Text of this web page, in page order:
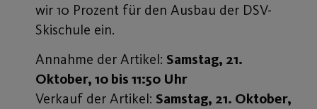
wir 10 Prozent für den Aus­bau der DSV-
Skischule ein.
Annahme der Artikel: Samstag, 21.
Oktober, 10 bis 11:50 Uhr
Verkauf der Artikel: Samstag, 21. Oktober,